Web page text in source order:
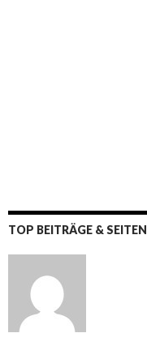
TOP BEITRÄGE & SEITEN